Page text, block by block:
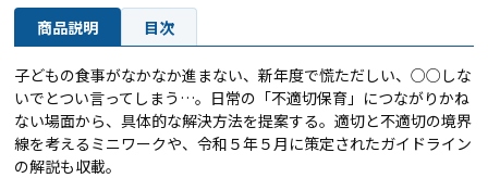
商品説明 目次
子どもの食事がなかなか進まない、新年度で慌ただしい、○○しな
いでとつい言ってしまう…。日常の「不適切保育」につながりかね
ない場面から、具体的な解決方法を提案する。適切と不適切の境界
線を考えるミニワークや、令和５年５月に策定されたガイドライン
の解説も収載。